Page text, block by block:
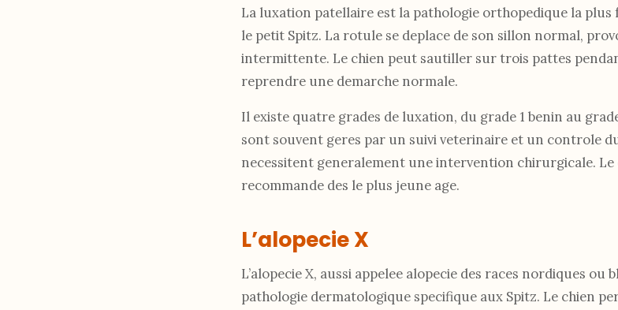
La luxation patellaire est la pathologie orthopedique la plus
le petit Spitz. La rotule se deplace de son sillon normal,
intermittente. Le chien peut sautiller sur trois pattes
reprendre une demarche normale.
Il existe quatre grades de luxation, du grade 1 benin au
sont souvent geres par un suivi veterinaire et un controle
necessitent generalement une intervention chirurgicale.
recommande des le plus jeune age.
L’alopecie X
L’alopecie X, aussi appelee alopecie des races nordiques ou
pathologie dermatologique specifique aux Spitz. Le chien